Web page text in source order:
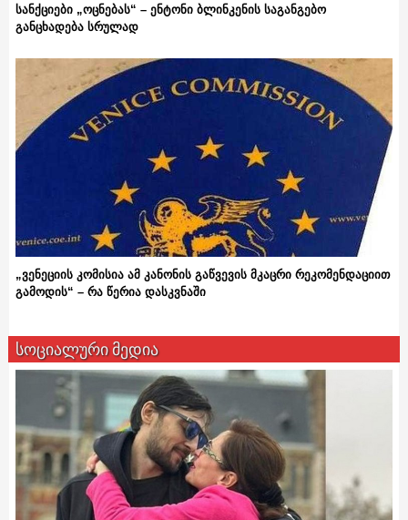
სანქციები „ოცნებას“ – ენტონი ბლინკენის საგანგებო
განცხადება სრულად
„ვენეციის კომისია ამ კანონის გაწვევის მკაცრი რეკომენდაციით
გამოდის“ – რა წერია დასკვნაში
სოციალური მედია